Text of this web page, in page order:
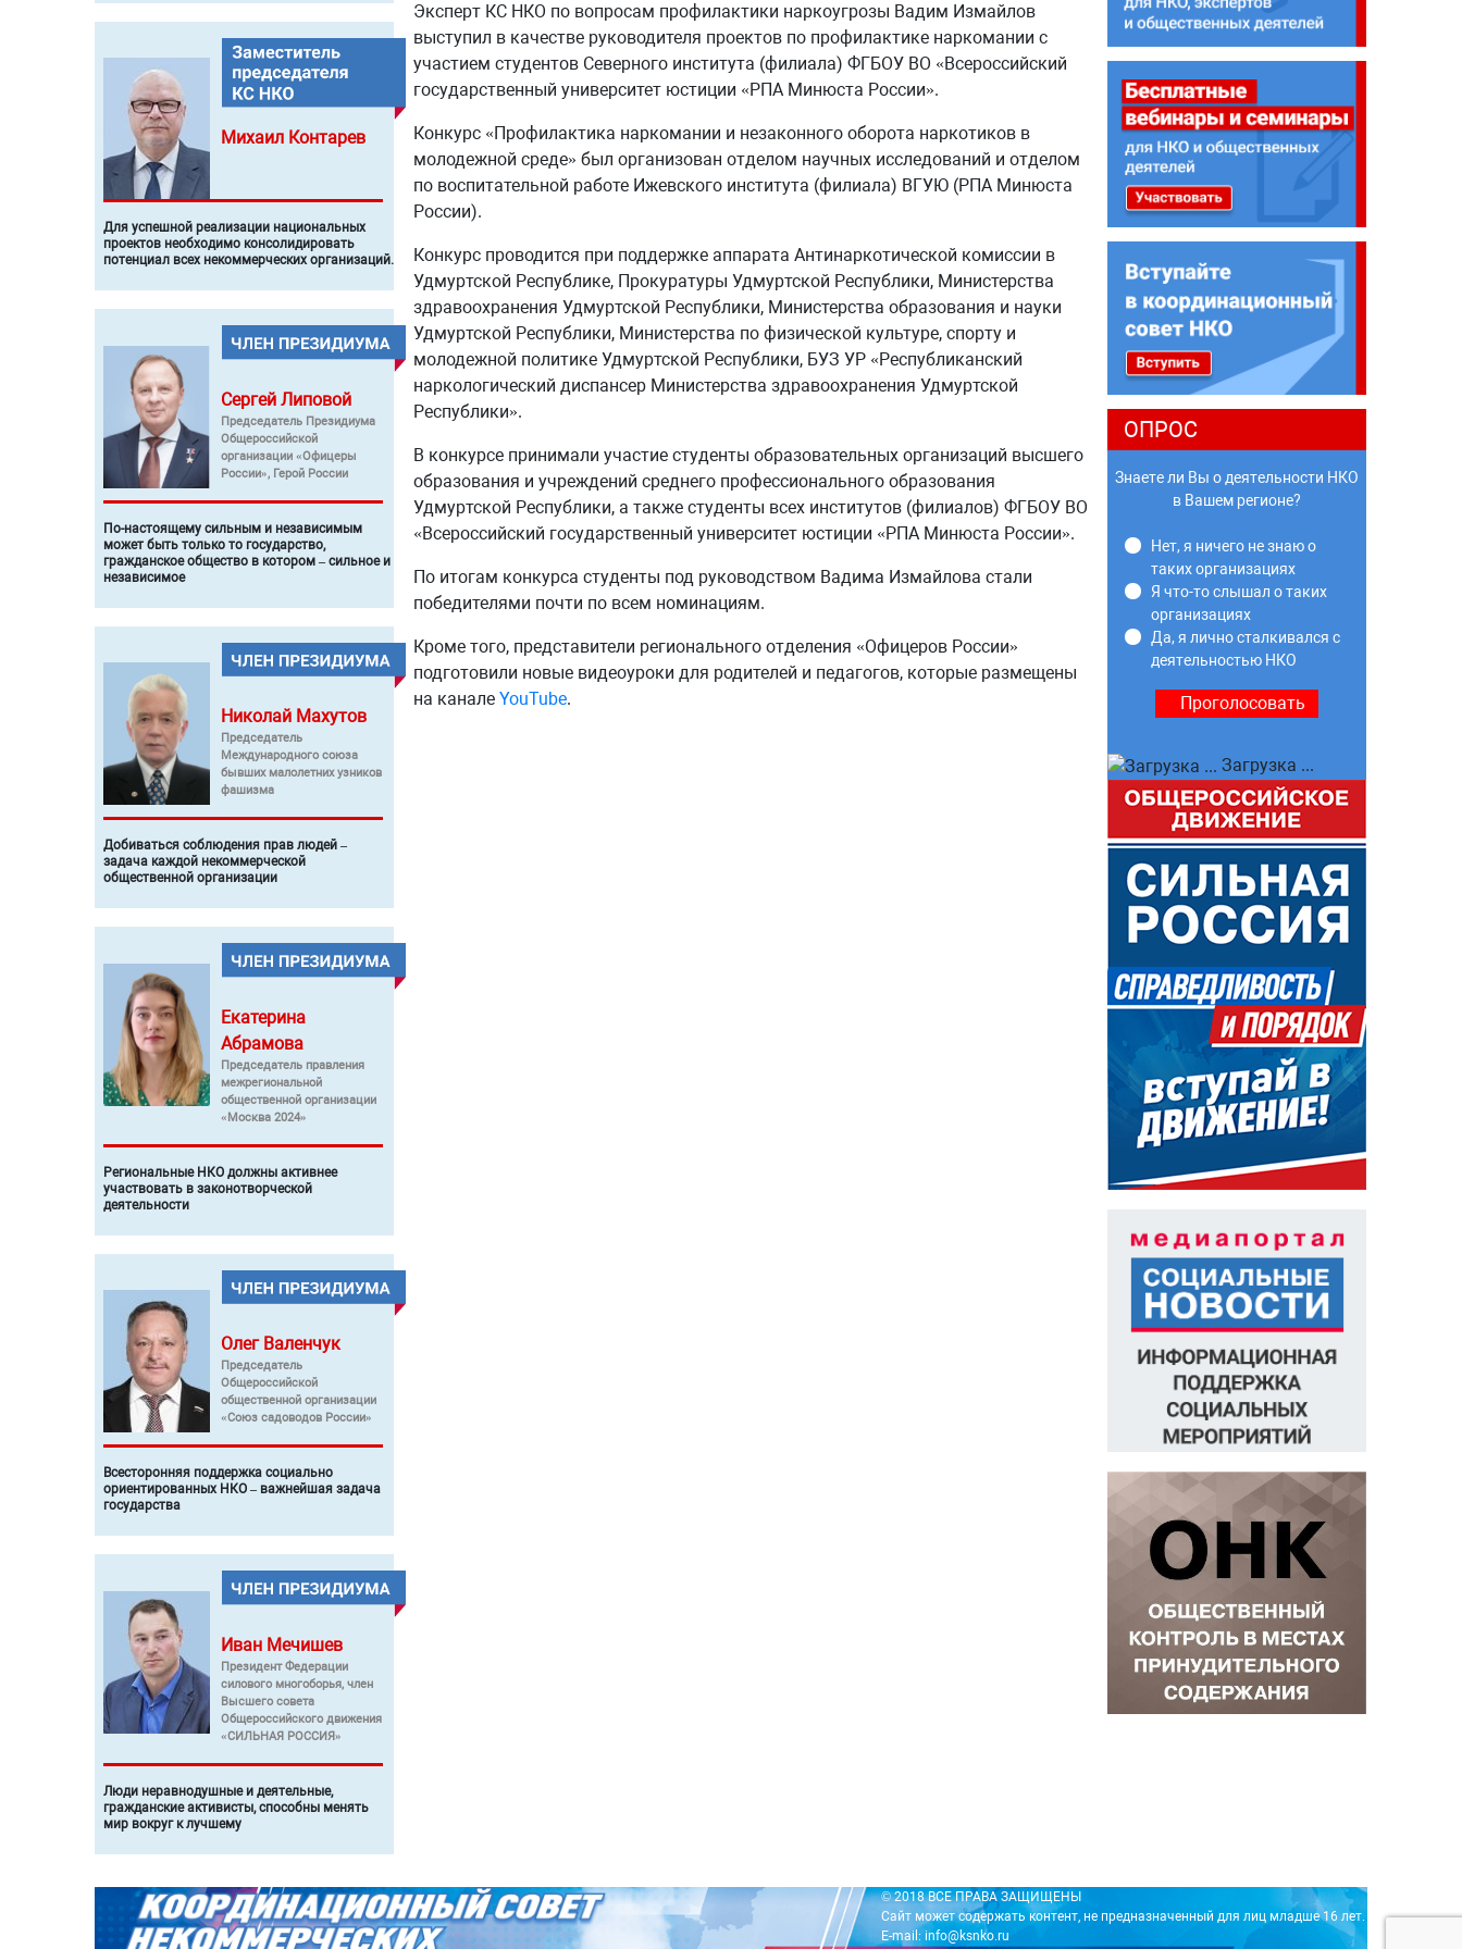
Михаил Контарев
Для успешной реализации национальных
проектов необходимо консолидировать
потенциал всех некоммерческих организаций.
Сергей Липовой
Председатель Президиума
Общероссийской
организации «Офицеры
России», Герой России
По-настоящему сильным и независимым
может быть только то государство,
гражданское общество в котором – сильное и
независимое
Николай Махутов
Председатель
Международного союза
бывших малолетних узников
фашизма
Добиваться соблюдения прав людей –
задача каждой некоммерческой
общественной организации
Екатерина
Абрамова
Председатель правления
межрегиональной
общественной организации
«Москва 2024»
Региональные НКО должны активнее
участвовать в законотворческой
деятельности
Олег Валенчук
Председатель
Общероссийской
общественной организации
«Союз садоводов России»
Всесторонняя поддержка социально
ориентированных НКО – важнейшая задача
государства
Иван Мечишев
Президент Федерации
силового многоборья, член
Высшего совета
Общероссийского движения
«СИЛЬНАЯ РОССИЯ»
Люди неравнодушные и деятельные,
гражданские активисты, способны менять
мир вокруг к лучшему
Эксперт КС НКО по вопросам профилактики наркоугрозы Вадим Измайлов
выступил в качестве руководителя проектов по профилактике наркомании с
участием студентов Северного института (филиала) ФГБОУ ВО «Всероссийский
государственный университет юстиции «РПА Минюста России».
Конкурс «Профилактика наркомании и незаконного оборота наркотиков в
молодежной среде» был организован отделом научных исследований и отделом
по воспитательной работе Ижевского института (филиала) ВГУЮ (РПА Минюста
России).
Конкурс проводится при поддержке аппарата Антинаркотической комиссии в
Удмуртской Республике, Прокуратуры Удмуртской Республики, Министерства
здравоохранения Удмуртской Республики, Министерства образования и науки
Удмуртской Республики, Министерства по физической культуре, спорту и
молодежной политике Удмуртской Республики, БУЗ УР «Республиканский
наркологический диспансер Министерства здравоохранения Удмуртской
Республики».
В конкурсе принимали участие студенты образовательных организаций высшего
образования и учреждений среднего профессионального образования
Удмуртской Республики, а также студенты всех институтов (филиалов) ФГБОУ ВО
«Всероссийский государственный университет юстиции «РПА Минюста России».
По итогам конкурса студенты под руководством Вадима Измайлова стали
победителями почти по всем номинациям.
Кроме того, представители регионального отделения «Офицеров России»
подготовили новые видеоуроки для родителей и педагогов, которые размещены
на канале YouTube.
ОПРОС
Знаете ли Вы о деятельности НКО
в Вашем регионе?
Нет, я ничего не знаю о
таких организациях
Я что-то слышал о таких
организациях
Да, я лично сталкивался с
деятельностью НКО
Загрузка ...
© 2018 ВСЕ ПРАВА ЗАЩИЩЕНЫ
Сайт может содержать контент, не предназначенный для лиц младше 16 лет.
E-mail: info@ksnko.ru